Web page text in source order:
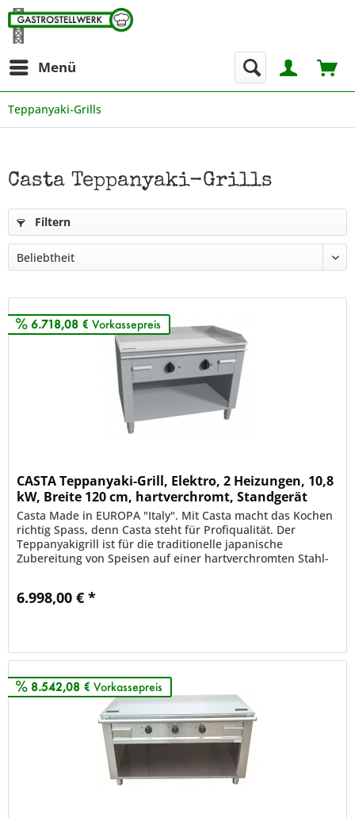
Menü
Teppanyaki-Grills
Casta Teppanyaki-Grills
Filtern
6.718,08 € Vorkassepreis
CASTA Teppanyaki-Grill, Elektro, 2 Heizungen, 10,8
kW, Breite 120 cm, hartverchromt, Standgerät
Casta Made in EUROPA "Italy". Mit Casta macht das Kochen
richtig Spass, denn Casta steht für Profiqualität. Der
Teppanyakigrill ist für die traditionelle japanische
Zubereitung von Speisen auf einer hartverchromten Stahl-
6.998,00 € *
8.542,08 € Vorkassepreis